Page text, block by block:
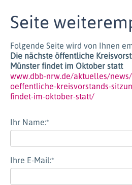
Seite
Folgende Seite wird von Ihnen
Die nächste öffentliche
Münster findet im Oktober statt
www.dbb-nrw.de/aktuelles/
oeffentliche-kreisvorstands-
findet-im-oktober-statt/
Ihr Name:*
Ihre E-Mail:*